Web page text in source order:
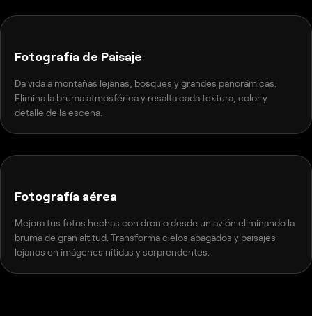
Fotografía de Paisaje
Da vida a montañas lejanas, bosques y grandes panorámicas.
Elimina la bruma atmosférica y resalta cada textura, color y
detalle de la escena.
Fotografía aérea
Mejora tus fotos hechas con dron o desde un avión eliminando la
bruma de gran altitud. Transforma cielos apagados y paisajes
lejanos en imágenes nítidas y sorprendentes.